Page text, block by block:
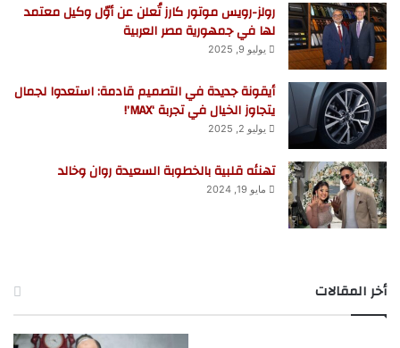
رولز-رويس موتور كارز تُعلن عن أوّل وكيل معتمد
لها في جمهورية مصر العربية
يوليو 9, 2025
أيقونة جديدة في التصميم قادمة: استعدوا لجمال
يتجاوز الخيال في تجربة ‘MAX’!
يوليو 2, 2025
تهنئه قلبية بالخطوبة السعيدة روان وخالد
مايو 19, 2024
أخر المقالات